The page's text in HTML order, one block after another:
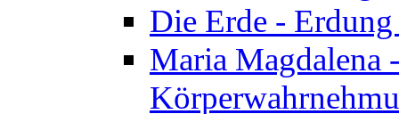
Die Erde -
Maria Magdalena